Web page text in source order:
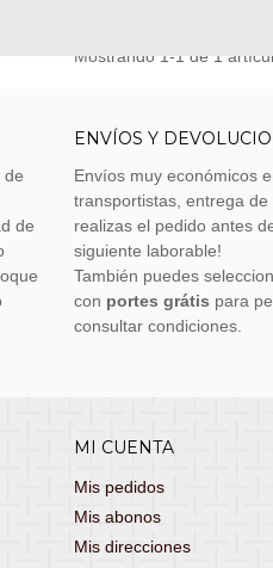
Mostrando 1-1 de 1
de
de
ENVÍOS Y
Envíos muy económicos
transportistas, entrega
realizas el pedido antes
siguiente laborable!
También puedes
con portes grátis para
consultar condiciones.
MI CUENTA
Mis pedidos
Mis abonos
Mis direcciones